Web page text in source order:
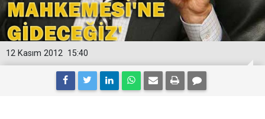
15:40
12 Kasım 2012